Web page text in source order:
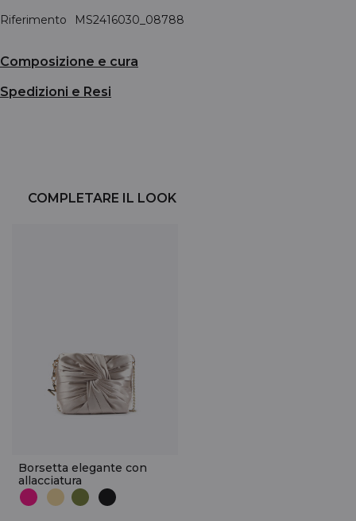
Riferimento
MS2416030_08788
Composizione e cura
Spedizioni e Resi
COMPLETARE IL LOOK
Borsetta elegante con
allacciatura